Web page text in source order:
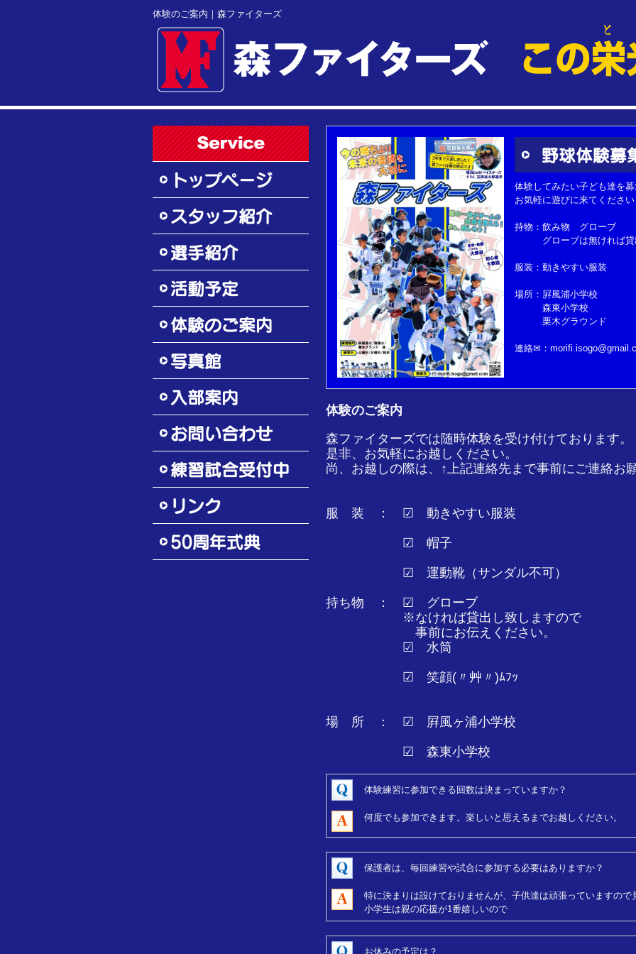
体験のご案内｜森ファイターズ
体験してみたい子ども達を募
お気軽に遊びに来てください
持物：飲み物 グローブ
グローブは無ければ貸
服装：動きやすい服装
場所：屛風浦小学校
森東小学校
栗木グラウンド
連絡✉：
体験のご案内
森ファイターズでは随時体験を受け付けております。
是非、お気軽にお越しください。
尚、お越しの際は、↑上記連絡先まで事前にご連絡お
服 装 ： ☑ 動きやすい服装
☑ 帽子
☑ 運動靴（サンダル不可）
持ち物 ： ☑ グローブ
※なければ貸出し致しますので
事前にお伝えください。
☑ 水筒
☑ 笑顔(〃艸〃)ﾑﾌｯ
場 所 ： ☑ 屛風ヶ浦小学校
☑ 森東小学校
体験練習に参加できる回数は決まっていますか？
何度でも参加できます。楽しいと思えるまでお越しください。
保護者は、毎回練習や試合に参加する必要はありますか？
特に決まりは設けておりませんが、子供達は頑張っていますので
小学生は親の応援が1番嬉しいので
お休みの予定は？